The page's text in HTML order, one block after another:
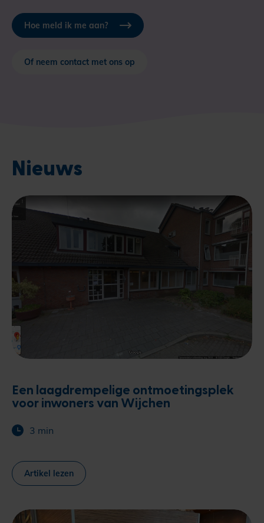
Hoe meld ik me aan?
Of neem contact met ons op
Nieuws
Een laagdrempelige ontmoetingsplek
voor inwoners van Wijchen
3 min
Artikel lezen